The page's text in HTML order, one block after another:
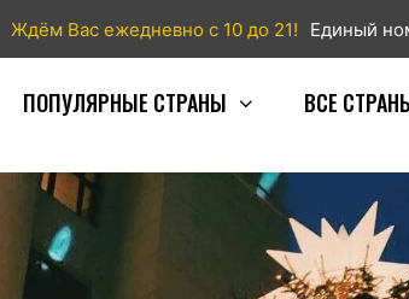
Ждём Вас ежедневно с 10 до 21! Единый
ПОПУЛЯРНЫЕ СТРАНЫ ВСЕ